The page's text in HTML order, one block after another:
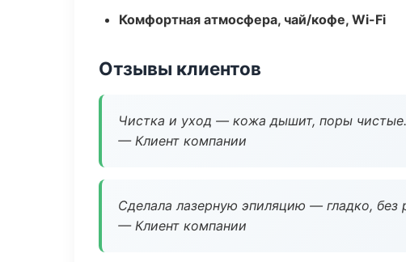
Комфортная атмосфера, чай/кофе, Wi-Fi
Отзывы клиентов
Чистка и уход — кожа дышит, поры
— Клиент компании
Сделала лазерную эпиляцию — гладко, без
— Клиент компании